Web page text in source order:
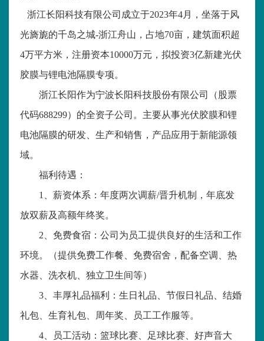
浙江长阳科技有限公司成立于2023年4月，坐落于风
光旖旎的千岛之城-浙江舟山，占地70亩，建筑面积超
4万平方米，注册资本10000万元，拟投资3亿新建光伏
胶膜与锂电池隔膜专项。
浙江长阳作为宁波长阳科技股份有限公司（股票
代码688299）的全资子公司。主要从事光伏胶膜和锂
电池隔膜的研发、生产和销售，产品应用于新能源领
域。
福利待遇：
1
、薪资体系：年度两次调薪/晋升机制，年底发
放双薪及高额年终奖。
2 、免费食宿：公司为员工提供良好的生活和工作
环境。（提供免费工作餐、免费宿舍，配备空调、热
水器、洗衣机、独立卫生间等）
3、丰厚礼品福利：生日礼品、节假日礼品、结婚
礼包、生育礼包、周年奖、员工工作服等。
4、员工活动：篮球比赛、足球比赛、好声音大